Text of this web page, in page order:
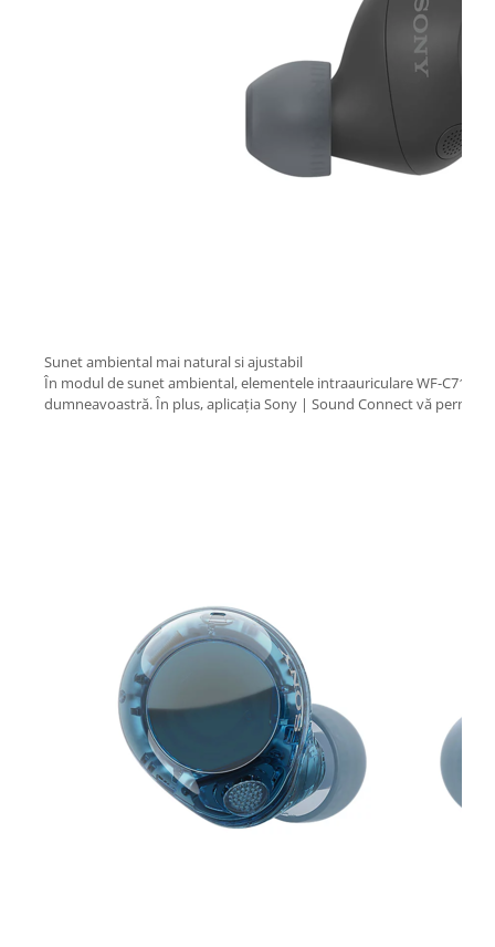
Sunet ambiental mai natural si ajustabil
În modul de sunet ambiental, elementele intraauriculare WF-
dumneavoastră. În plus, aplicația Sony | Sound Connect vă